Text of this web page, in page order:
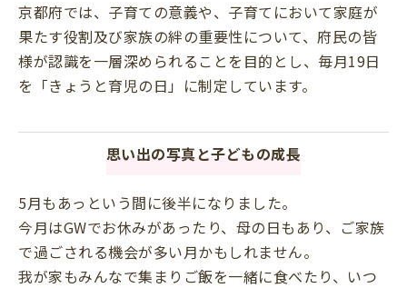
京都府では、子育ての意義や、子育てにおいて家庭が
果たす役割及び家族の絆の重要性について、府民の皆
様が認識を一層深められることを目的とし、毎月19日
を「きょうと育児の日」に制定しています。
思い出の写真と子どもの成長
5月もあっという間に後半になりました。
今月はGWでお休みがあったり、母の日もあり、ご家族
で過ごされる機会が多い月かもしれません。
我が家もみんなで集まりご飯を一緒に食べたり、いつ